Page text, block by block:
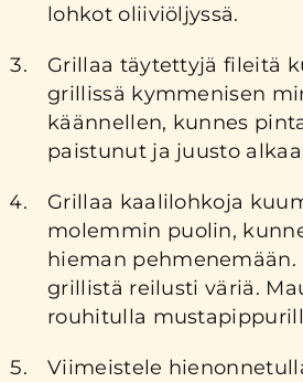
lohkot oliiviöljyssä.
Grillaa täytettyjä fileitä
grillissä kymmenisen
käännellen, kunnes
paistunut ja juusto alkaa
Grillaa kaalilohkoja
molemmin puolin,
hieman pehmenemään.
grillistä reilusti väriä.
rouhitulla
Viimeistele